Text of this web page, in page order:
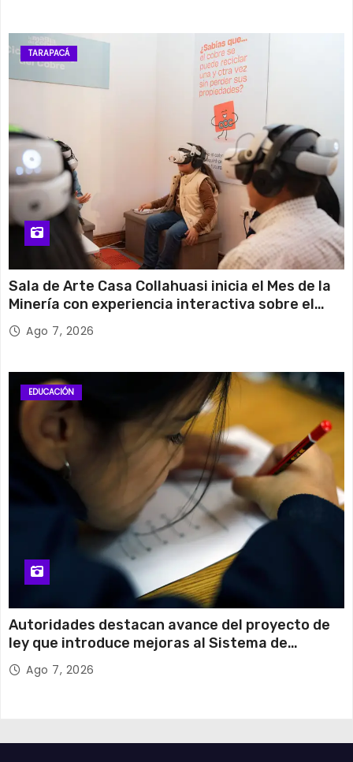
TARAPACÁ
Sala de Arte Casa Collahuasi inicia el Mes de la
Minería con experiencia interactiva sobre el
cobreAgo 7, 2026
EDUCACIÓN
Autoridades destacan avance del proyecto de
ley que introduce mejoras al Sistema de
Admisión Escolar
Ago 7, 2026